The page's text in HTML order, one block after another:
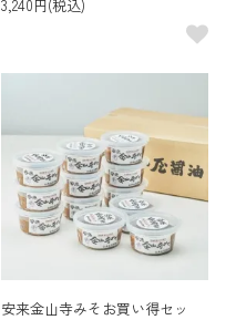
3,240円(税込)
安来金山寺みそお買い得セッ